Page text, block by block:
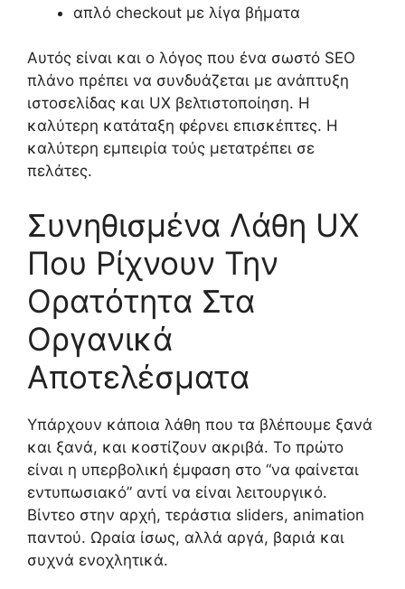
απλό checkout με λίγα βήματα
Αυτός είναι και ο λόγος που ένα σωστό SEO
πλάνο πρέπει να συνδυάζεται με ανάπτυξη
ιστοσελίδας και UX βελτιστοποίηση. Η
καλύτερη κατάταξη φέρνει επισκέπτες. Η
καλύτερη εμπειρία τούς μετατρέπει σε
πελάτες.
Συνηθισμένα Λάθη UX
Που Ρίχνουν Την
Ορατότητα Στα
Οργανικά
Αποτελέσματα
Υπάρχουν κάποια λάθη που τα βλέπουμε ξανά
και ξανά, και κοστίζουν ακριβά. Το πρώτο
είναι η υπερβολική έμφαση στο “να φαίνεται
εντυπωσιακό” αντί να είναι λειτουργικό.
Βίντεο στην αρχή, τεράστια sliders, animation
παντού. Ωραία ίσως, αλλά αργά, βαριά και
συχνά ενοχλητικά.